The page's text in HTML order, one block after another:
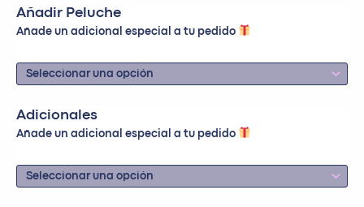
Añadir Peluche
Añade un adicional especial a tu pedido
Adicionales
Añade un adicional especial a tu pedido